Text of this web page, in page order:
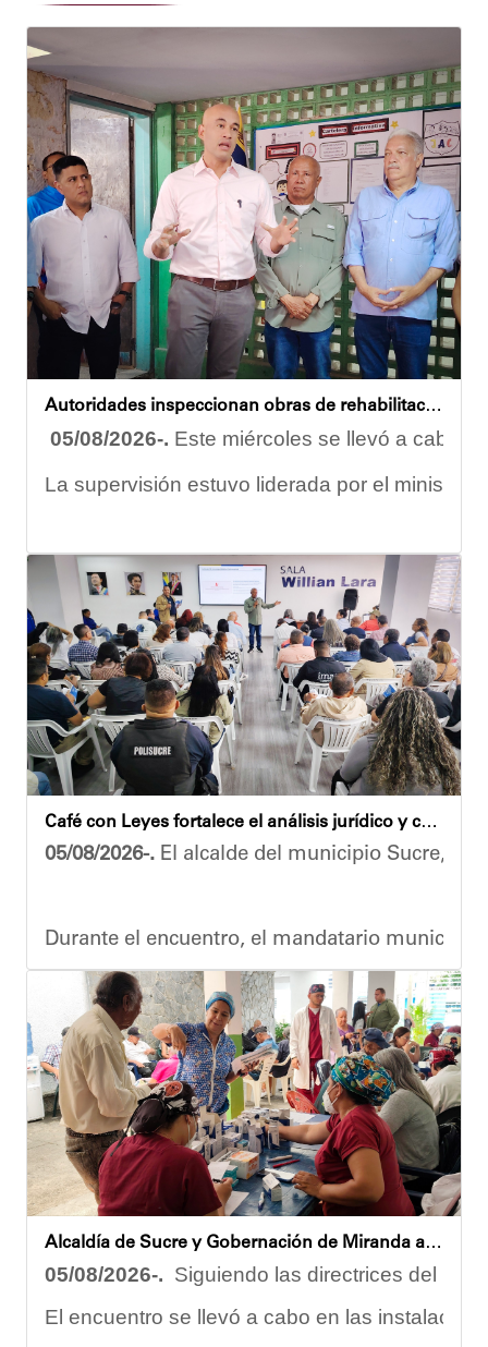
Autoridades inspeccionan obras de rehabilitación en la U.E.N. José Antonio Calcaño en Caucagüita
05/08/2026-. Este miércoles se llevó a cabo
La supervisión estuvo liderada por el ministro
Las obras en ejecución contemplan la pintura
El alcalde Diógenes Lara expresó sus
"Damos las gracias por esta recuperación en
​Por su parte, el gobernador del estado
​"Tenemos un desafío en todo el estado
Finalmente, el ministro de Educación, Héctor
Esta jornada ratifica el esfuerzo articulado
Café con Leyes fortalece el análisis jurídico y constitucional en el municipio Sucre
05/08/2026-. El alcalde del municipio Sucre,
Durante el encuentro, el mandatario
Vladimir Blanco, abogado y participante
El programa "Café con Leyes" se consolida
Oskarina Rosso. Alcaldía de Sucre y Gobernación de Miranda atendieron a más de 100 adultos mayores en Petare
05/08/2026-. Siguiendo las directrices del
El encuentro se llevó a cabo en las